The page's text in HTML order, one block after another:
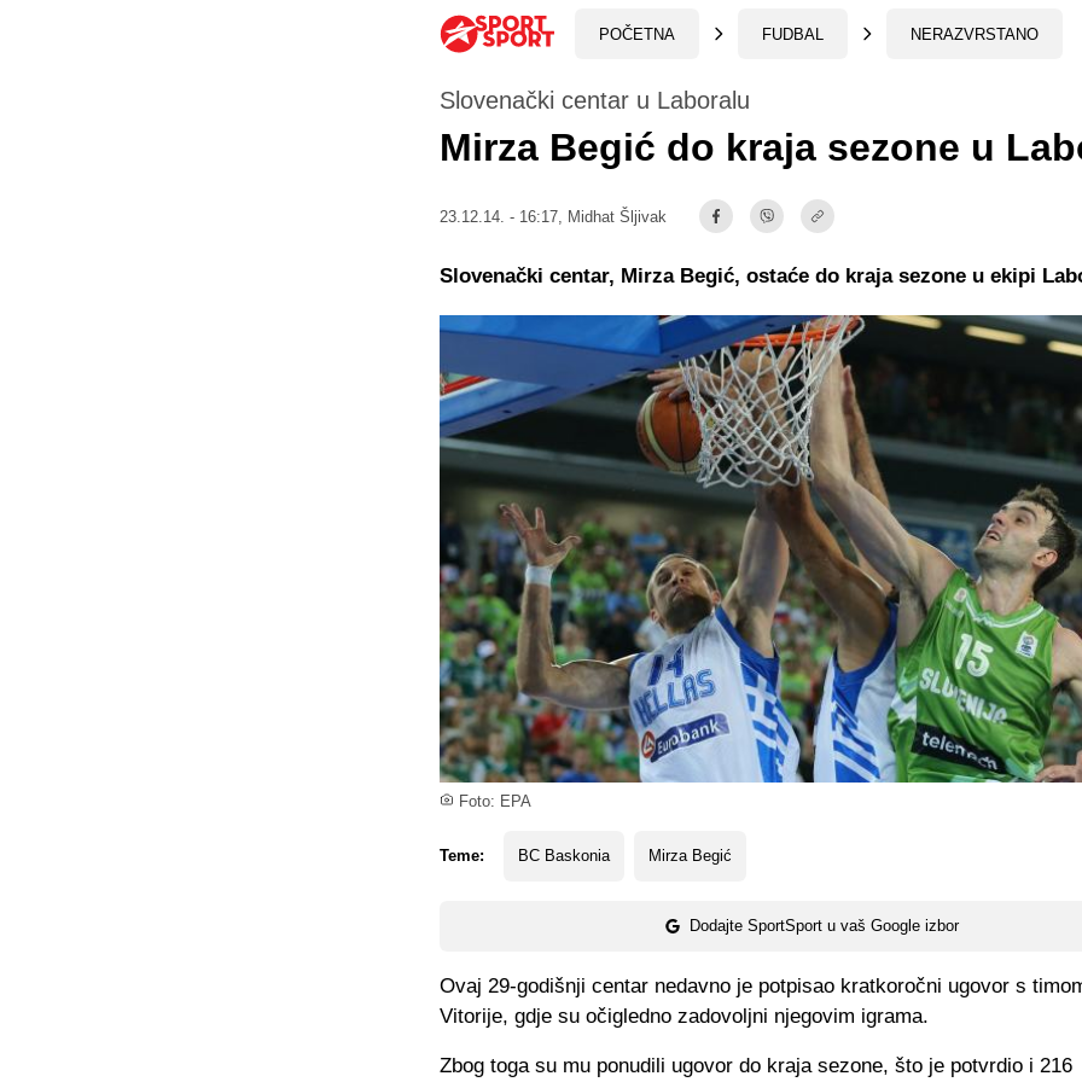
POČETNA FUDBAL NERAZVRSTANO
Foto: EPA
Slovenački centar u Laboralu
Mirza Begić do kraja sezone u
23.12.14. - 16:17, Midhat Šljivak
Teme: BC Baskonia Mirza Begić
Dodajte SportSport u vaš Google izbor
Slovenački centar, Mirza Begić, ostaće do kraja sezone u ekipi
Ovaj 29-godišnji centar nedavno je potpisao kratkoročni ugovor s
Vitorije, gdje su očigledno zadovoljni njegovim igrama.
Zbog toga su mu ponudili ugovor do kraja sezone, što je potvrdio i 216